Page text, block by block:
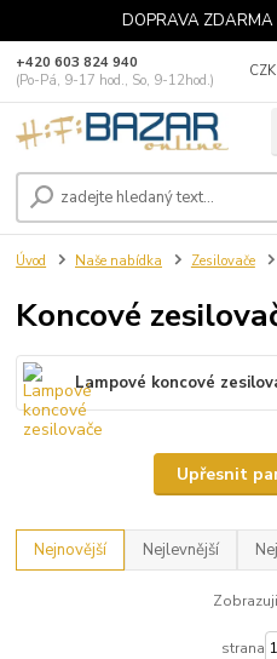
DOPRAVA ZDARMA
+420 603 824 940
(Po-Pá, 9-17 hod., So, 9-12hod.)
Úvod Naše nabídka Zesilovače
Koncové
Lampové koncové
Upřesnit
Nejnovější Nejlevnější
strana